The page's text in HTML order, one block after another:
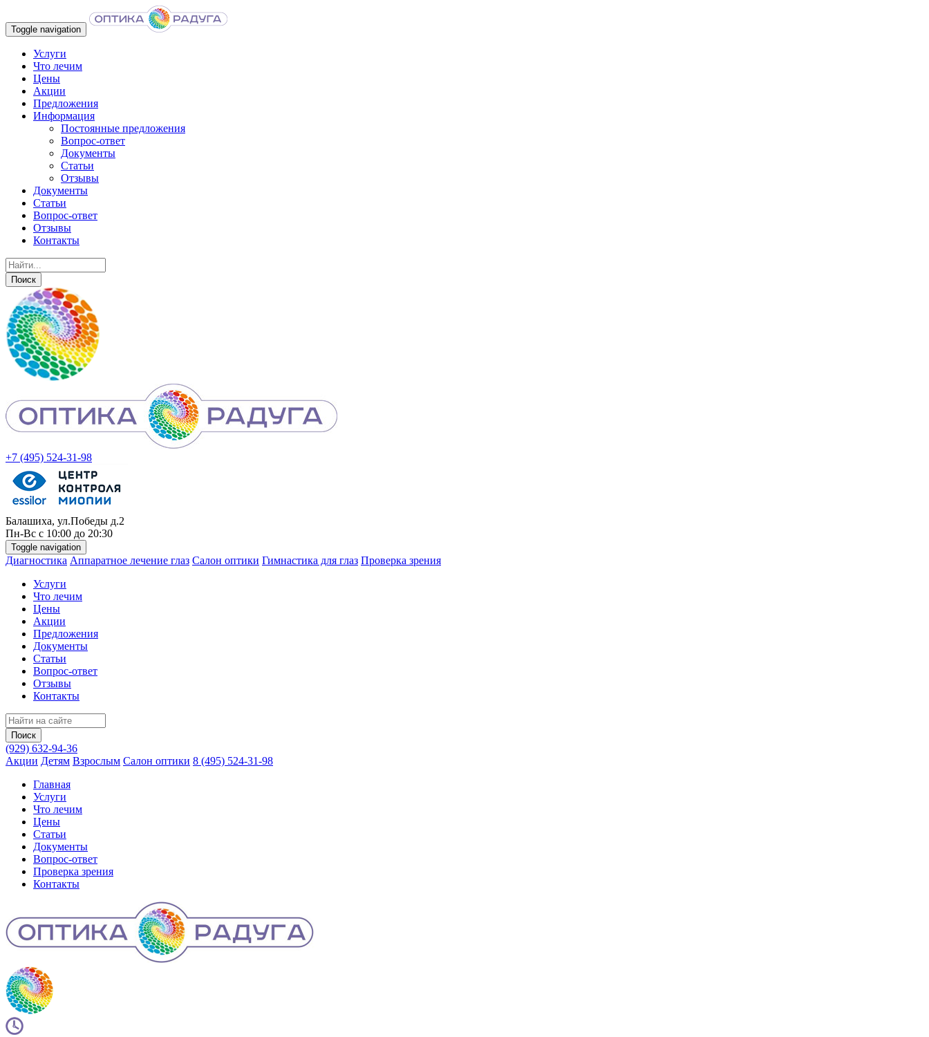
Toggle navigation
Услуги
Что лечим
Цены
Акции
Предложения
Информация
Постоянные предложения
Вопрос-ответ
Документы
Статьи
Отзывы
Документы
Статьи
Вопрос-ответ
Отзывы
Контакты
+7 (495) 524-31-98
Балашиха, ул.Победы д.2
Пн-Вс с 10:00 до 20:30
Toggle navigation
Диагностика Аппаратное лечение глаз Салон оптики Гимнастика для глаз Проверка зрения
Услуги
Что лечим
Цены
Акции
Предложения
Документы
Статьи
Вопрос-ответ
Отзывы
Контакты
(929) 632-94-36
Акции Детям Взрослым Салон оптики 8 (495) 524-31-98
Главная
Услуги
Что лечим
Цены
Статьи
Документы
Вопрос‑ответ
Проверка зрения
Контакты